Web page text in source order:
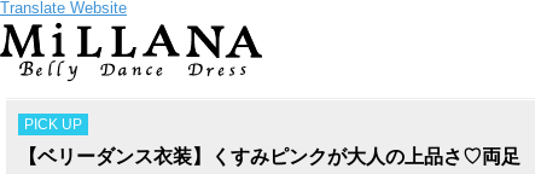
Translate Website
PICK UP
【ベリーダンス衣装】くすみピンクが大人の上品さ♡両足